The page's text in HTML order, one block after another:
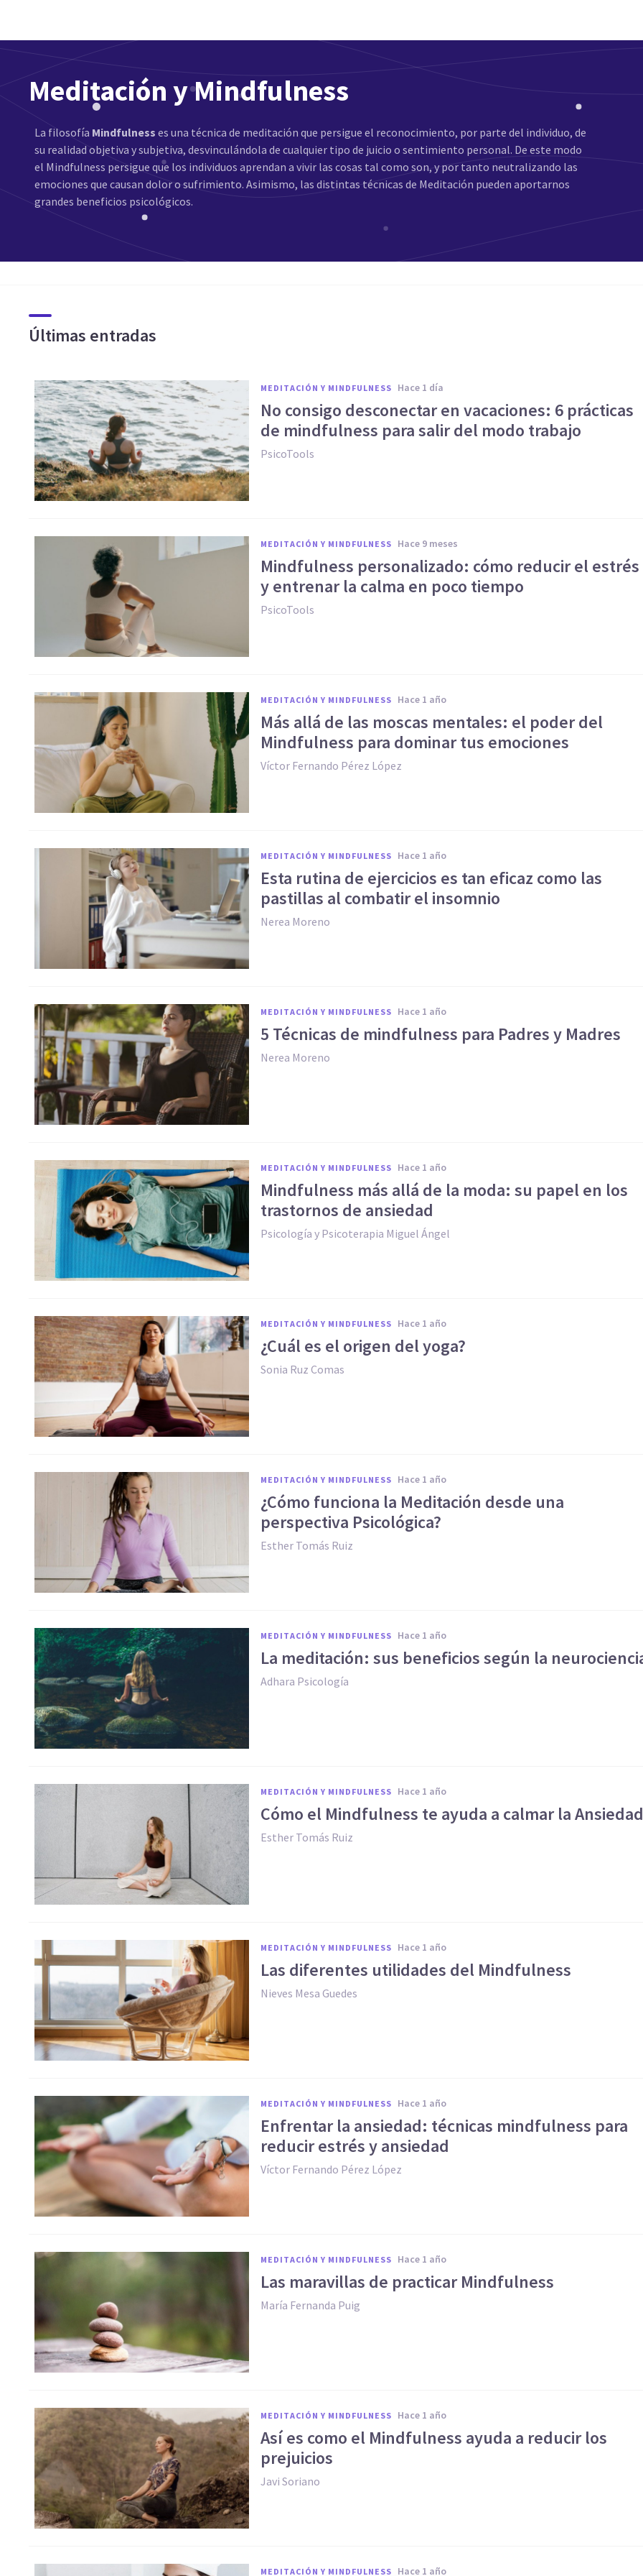
Meditación y Mindfulness
La filosofía Mindfulness es una técnica de meditación que persigue el reconocimiento, por parte del individuo, de
su realidad objetiva y subjetiva, desvinculándola de cualquier tipo de juicio o sentimiento personal. De este modo
el Mindfulness persigue que los individuos aprendan a vivir las cosas tal como son, y por tanto neutralizando las
emociones que causan dolor o sufrimiento. Asimismo, las distintas técnicas de Meditación pueden aportarnos
grandes beneficios psicológicos.
Últimas entradas
MEDITACIÓN Y MINDFULNESS hace 1 día
No consigo desconectar en vacaciones: 6 prácticas
de mindfulness para salir del modo trabajo
PsicoTools
MEDITACIÓN Y MINDFULNESS hace 9 meses
Mindfulness personalizado: cómo reducir el estrés
y entrenar la calma en poco tiempo
PsicoTools
MEDITACIÓN Y MINDFULNESS hace 1 año
Más allá de las moscas mentales: el poder del
Mindfulness para dominar tus emociones
Víctor Fernando Pérez López
MEDITACIÓN Y MINDFULNESS hace 1 año
Esta rutina de ejercicios es tan eficaz como las
pastillas al combatir el insomnio
Nerea Moreno
MEDITACIÓN Y MINDFULNESS hace 1 año
5 Técnicas de mindfulness para Padres y Madres
Nerea Moreno
MEDITACIÓN Y MINDFULNESS hace 1 año
Mindfulness más allá de la moda: su papel en los
trastornos de ansiedad
Psicología y Psicoterapia Miguel Ángel
MEDITACIÓN Y MINDFULNESS hace 1 año
¿Cuál es el origen del yoga?
Sonia Ruz Comas
MEDITACIÓN Y MINDFULNESS hace 1 año
¿Cómo funciona la Meditación desde una
perspectiva Psicológica?
Esther Tomás Ruiz
MEDITACIÓN Y MINDFULNESS hace 1 año
La meditación: sus beneficios según la
Adhara Psicología
MEDITACIÓN Y MINDFULNESS hace 1 año
Cómo el Mindfulness te ayuda a calmar la Ansiedad
Esther Tomás Ruiz
MEDITACIÓN Y MINDFULNESS hace 1 año
Las diferentes utilidades del Mindfulness
Nieves Mesa Guedes
MEDITACIÓN Y MINDFULNESS hace 1 año
Enfrentar la ansiedad: técnicas mindfulness para
reducir estrés y ansiedad
Víctor Fernando Pérez López
MEDITACIÓN Y MINDFULNESS hace 1 año
Las maravillas de practicar Mindfulness
María Fernanda Puig
MEDITACIÓN Y MINDFULNESS hace 1 año
Así es como el Mindfulness ayuda a reducir los
prejuicios
Javi Soriano
MEDITACIÓN Y MINDFULNESS hace 1 año